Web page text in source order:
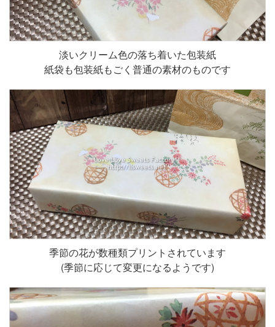
淡いクリーム色の落ち着いた包装紙
紙袋も包装紙もごく普通の素材のものです
季節の花が数種類プリントされています
(季節に応じて変更になるようです)